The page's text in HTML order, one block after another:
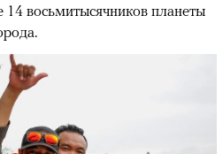
восьмитысячников планеты